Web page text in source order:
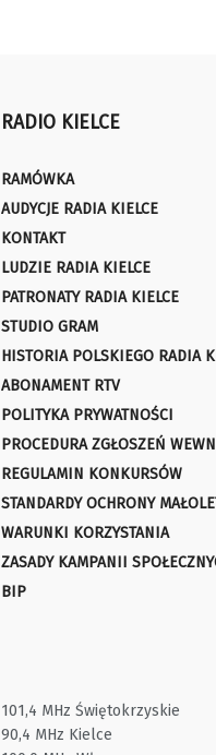
RADIO KIELCE
RAMÓWKA
AUDYCJE RADIA KIELCE
KONTAKT
LUDZIE RADIA KIELCE
PATRONATY RADIA KIELCE
STUDIO GRAM
HISTORIA POLSKIEGO RADIA
ABONAMENT RTV
POLITYKA PRYWATNOŚCI
PROCEDURA ZGŁOSZEŃ
REGULAMIN KONKURSÓW
STANDARDY OCHRONY
WARUNKI KORZYSTANIA
ZASADY KAMPANII
BIP
101,4 MHz Świętokrzyskie
90,4 MHz Kielce